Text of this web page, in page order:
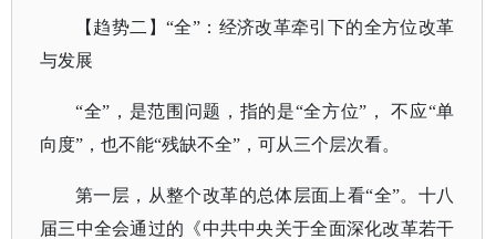
【趋势二】 “全”：经济改革牵引下的全方位改革
与发展
“全”，是范围问题，指的是“全方位”， 不应“单
向度”，也不能“残缺不全”，可从三个层次看。
第一层，从整个改革的总体层面上看“全”。十八
届三中全会通过的《中共中央关于全面深化改革若干